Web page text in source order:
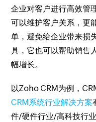
企业对客户进行高效管
可以维护客户关系，更
单，避免给企业带来损
具，它也可以帮助销售
幅增长。
以Zoho CRM为例，
CRM系统行业解决方案
件/硬件行业/高科技行